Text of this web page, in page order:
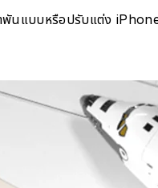
าพันแบบหรือปรับแต่ง